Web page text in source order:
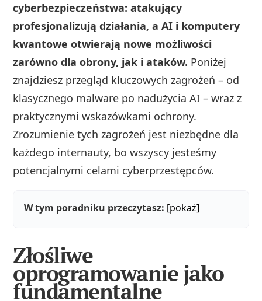
cyberbezpieczeństwa: atakujący
profesjonalizują działania, a AI i komputery
kwantowe otwierają nowe możliwości
zarówno dla obrony, jak i ataków. Poniżej
znajdziesz przegląd kluczowych zagrożeń – od
klasycznego malware po nadużycia AI – wraz z
praktycznymi wskazówkami ochrony.
Zrozumienie tych zagrożeń jest niezbędne dla
każdego internauty, bo wszyscy jesteśmy
potencjalnymi celami cyberprzestępców.
W tym poradniku przeczytasz: [pokaż]
Złośliwe
oprogramowanie jako
fundamentalne